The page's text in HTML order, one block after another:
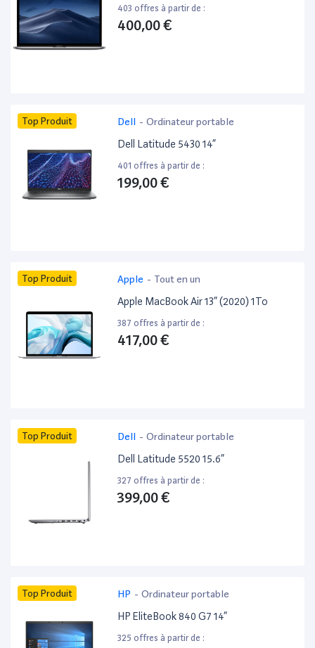
403 offres à partir de :
400,00 €
Top Produit Dell - Ordinateur portable
Dell Latitude 5430 14”
401 offres à partir de :
199,00 €
Top Produit Apple - Tout en un
Apple MacBook Air 13” (2020) 1To
387 offres à partir de :
417,00 €
Top Produit Dell - Ordinateur portable
Dell Latitude 5520 15.6”
327 offres à partir de :
399,00 €
Top Produit HP - Ordinateur portable
HP EliteBook 840 G7 14”
325 offres à partir de :